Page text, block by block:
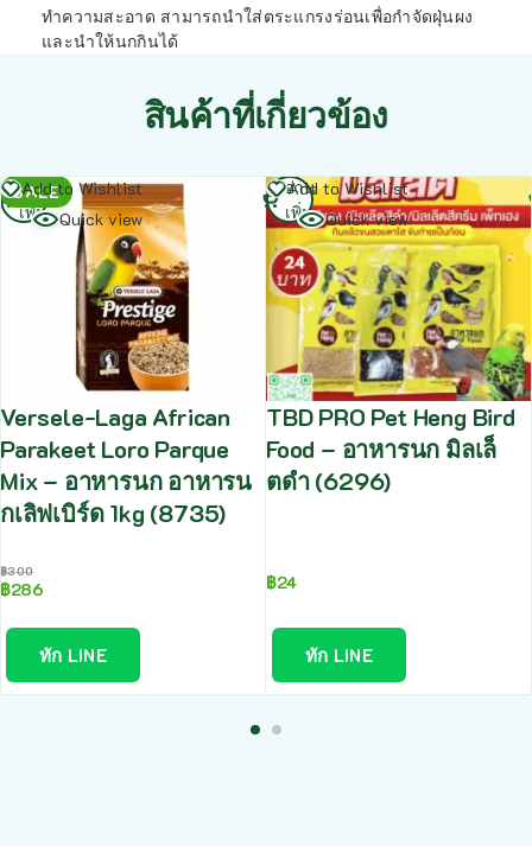
ทำความสะอาด สามารถนำใส่ตระแกรงร่อนเพื่อกำจัดฝุ่นผง
และนำให้นกกินได้
สินค้าที่เกี่ยวข้อง
SALE
Add to Wishlist
Quick view
Versele-Laga African
Parakeet Loro Parque
Mix – อาหารนก อาหารน
กเลิฟเบิร์ด 1kg (8735)
฿300
฿286
ทัก LINE
อ่าน
เพิ่ม
Add to Wishlist
Quick view
TBD PRO Pet Heng Bird
Food – อาหารนก มิลเล็
ตดำ (6296)
฿24
ทัก LINE
อ่าน
เพิ่ม